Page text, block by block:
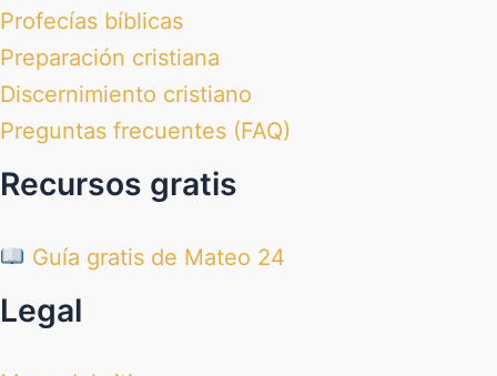
Profecías bíblicas
Preparación cristiana
Discernimiento cristiano
Preguntas frecuentes (FAQ)
Recursos gratis
Guía gratis de Mateo 24
Legal